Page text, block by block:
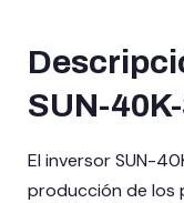
SUN-
El inversor SUN-
producción de los